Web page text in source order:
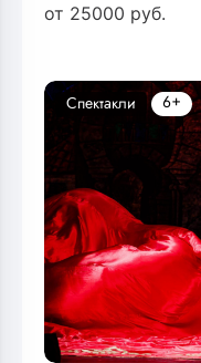
от 25000 руб.
Спектакли 6+